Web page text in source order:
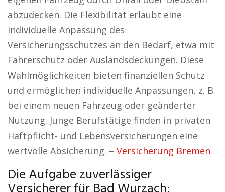
abzudecken. Die Flexibilität erlaubt eine
individuelle Anpassung des
Versicherungsschutzes an den Bedarf, etwa mit
Fahrerschutz oder Auslandsdeckungen. Diese
Wahlmöglichkeiten bieten finanziellen Schutz
und ermöglichen individuelle Anpassungen, z. B.
bei einem neuen Fahrzeug oder geänderter
Nutzung. Junge Berufstätige finden in privaten
Haftpflicht- und Lebensversicherungen eine
wertvolle Absicherung. – Versicherung Bremen
Die Aufgabe zuverlässiger